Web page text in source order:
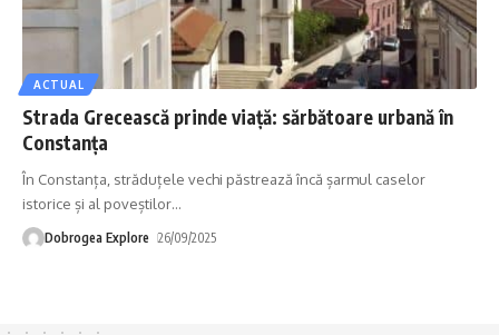
ACTUAL
Strada Grecească prinde viață: sărbătoare urbană în
Constanța
În Constanța, străduțele vechi păstrează încă șarmul caselor
istorice și al poveștilor…
Dobrogea Explore 26/09/2025